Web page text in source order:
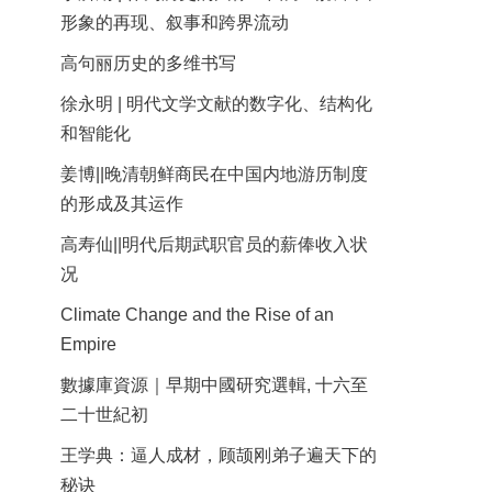
形象的再现、叙事和跨界流动
高句丽历史的多维书写
徐永明 | 明代文学文献的数字化、结构化
和智能化
姜博||晚清朝鲜商民在中国内地游历制度
的形成及其运作
高寿仙||明代后期武职官员的薪俸收入状
况
Climate Change and the Rise of an
Empire
數據庫資源｜早期中國研究選輯, 十六至
二十世紀初
王学典：逼人成材，顾颉刚弟子遍天下的
秘诀